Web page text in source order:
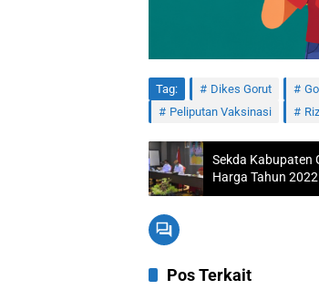
Tag: Dikes Gorut
Peliputan Vaksinasi
Sekda Kabupaten
Harga Tahun 2022
Pos Terkait